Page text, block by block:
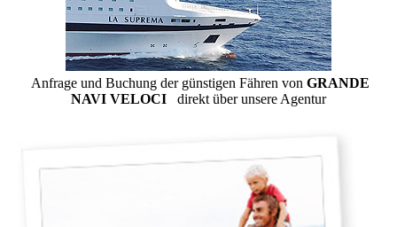
Anfrage und Buchung der günstigen Fähren von GRANDE
NAVI VELOCI direkt über unsere Agentur